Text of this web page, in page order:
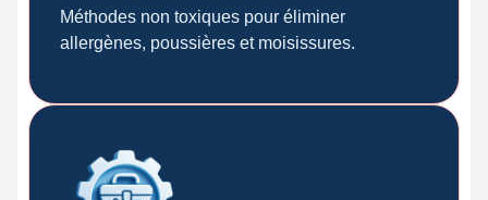
Méthodes non toxiques pour éliminer
allergènes, poussières et moisissures.